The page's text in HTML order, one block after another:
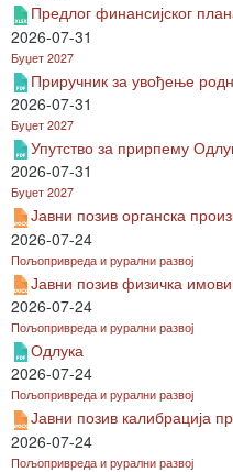
Предлог финансијског
2026-07-31
Буџет 2027
Приручник за увођење
2026-07-31
Буџет 2027
Упутство за прирпему
2026-07-31
Буџет 2027
Јавни позив органска
2026-07-24
Пољопривреда и рурални развој
Јавни позив физичка
2026-07-24
Пољопривреда и рурални развој
Одлука
2026-07-24
Пољопривреда и рурални развој
Јавни позив калибрација
2026-07-24
Пољопривреда и рурални развој